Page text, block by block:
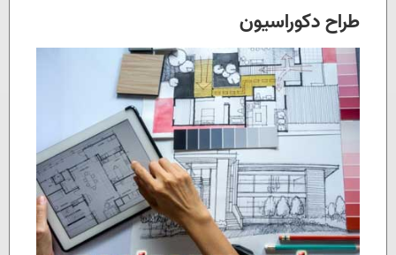
طراح دکوراسیون